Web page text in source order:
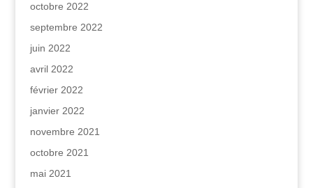
octobre 2022
septembre 2022
juin 2022
avril 2022
février 2022
janvier 2022
novembre 2021
octobre 2021
mai 2021